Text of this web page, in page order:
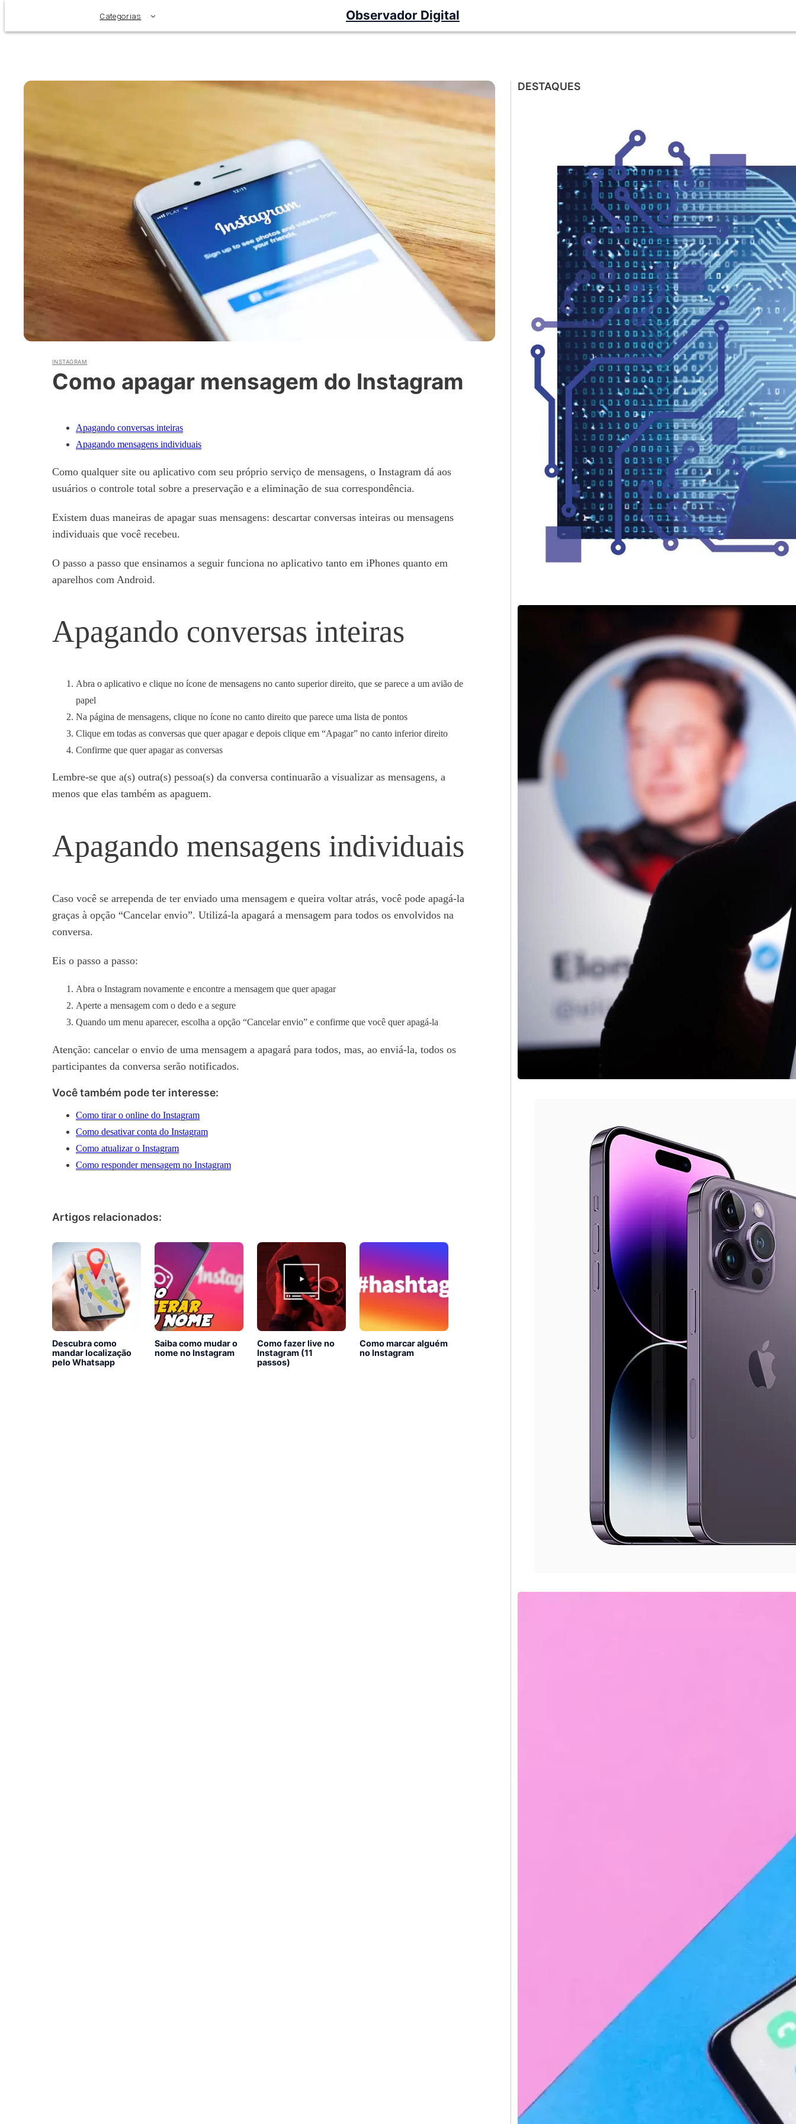
Categorias Observador Digital
INSTAGRAM
Como apagar mensagem do Instagram
Apagando conversas inteiras
Apagando mensagens individuais
Como qualquer site ou aplicativo com seu próprio serviço de mensagens, o Instagram dá aos
usuários o controle total sobre a preservação e a eliminação de sua correspondência.
Existem duas maneiras de apagar suas mensagens: descartar conversas inteiras ou mensagens
individuais que você recebeu.
O passo a passo que ensinamos a seguir funciona no aplicativo tanto em iPhones quanto em
aparelhos com Android.
Apagando conversas inteiras
Abra o aplicativo e clique no ícone de mensagens no canto superior direito, que se parece a um avião de
papel
Na página de mensagens, clique no ícone no canto direito que parece uma lista de pontos
Clique em todas as conversas que quer apagar e depois clique em “Apagar” no canto inferior direito
Confirme que quer apagar as conversas
Lembre-se que a(s) outra(s) pessoa(s) da conversa continuarão a visualizar as mensagens, a
menos que elas também as apaguem.
Apagando mensagens individuais
Caso você se arrependa de ter enviado uma mensagem e queira voltar atrás, você pode apagá-la
graças à opção “Cancelar envio”. Utilizá-la apagará a mensagem para todos os envolvidos na
conversa.
Eis o passo a passo:
Abra o Instagram novamente e encontre a mensagem que quer apagar
Aperte a mensagem com o dedo e a segure
Quando um menu aparecer, escolha a opção “Cancelar envio” e confirme que você quer apagá-la
Atenção: cancelar o envio de uma mensagem a apagará para todos, mas, ao enviá-la, todos os
participantes da conversa serão notificados.
Você também pode ter interesse:
Como tirar o online do Instagram
Como desativar conta do Instagram
Como atualizar o Instagram
Como responder mensagem no Instagram
Artigos relacionados:
Descubra como
mandar localização
pelo Whatsapp
Saiba como mudar o
nome no Instagram
Como fazer live no
Instagram (11
passos)
Como marcar alguém
no Instagram
DESTAQUES
O impacto do ChatGPT nas profissões: o que
está em jogo?
31/01/2023
20/01/2023